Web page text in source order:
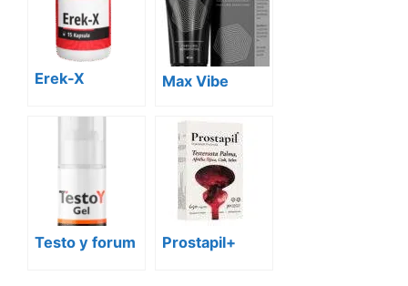
Erek-X Max Vibe
Testo y forum Prostapil+